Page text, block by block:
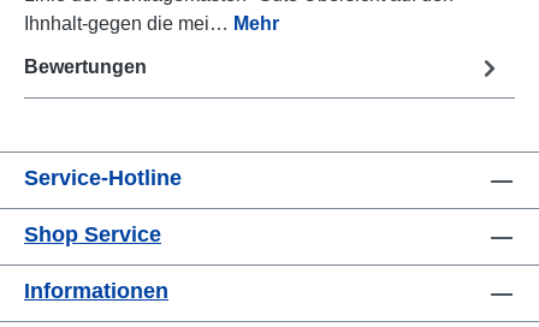
Ihnhalt-gegen die mei… Mehr
Bewertungen
Service-Hotline
Shop Service
Informationen